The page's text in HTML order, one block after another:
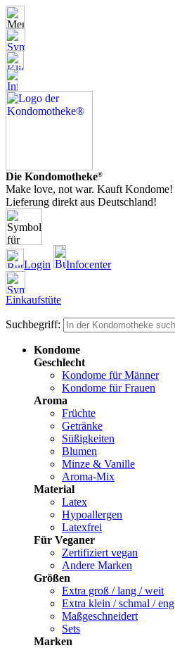
Die Kondomotheke®
Make love, not war. Kauft Kondome!
Lieferung direkt aus Deutschland!
Login Infocenter
Einkaufstüte
Suchbegriff:
Kondome
Geschlecht
Kondome für Männer
Kondome für Frauen
Aroma
Früchte
Getränke
Süßigkeiten
Blumen
Minze & Vanille
Aroma-Mix
Material
Latex
Hypoallergen
Latexfrei
Für Veganer
Zertifiziert vegan
Andere Marken
Größen
Extra groß / lang / weit
Extra klein / schmal / eng
Maßgeschneidert
Sets
Marken